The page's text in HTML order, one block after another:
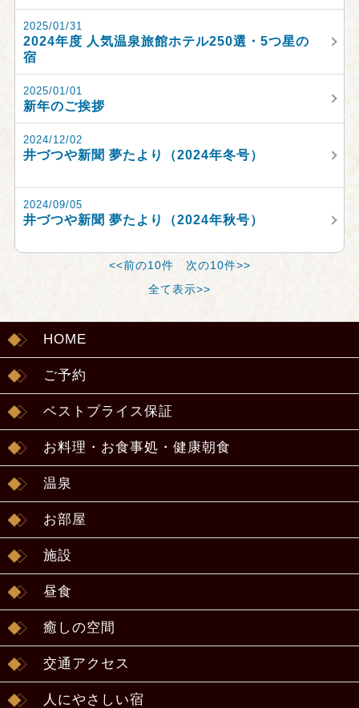
2025/01/31
2024年度 人気温泉旅館ホテル250選・5つ星の
宿
2025/01/01
新年のご挨拶
2024/12/02
井づつや新聞 夢たより（2024年冬号）
2024/09/05
井づつや新聞 夢たより（2024年秋号）
<<前の10件
次の10件>>
全て表示>>
HOME
ご予約
ベストプライス保証
お料理・お食事処・健康朝食
温泉
お部屋
施設
昼食
癒しの空間
交通アクセス
人にやさしい宿